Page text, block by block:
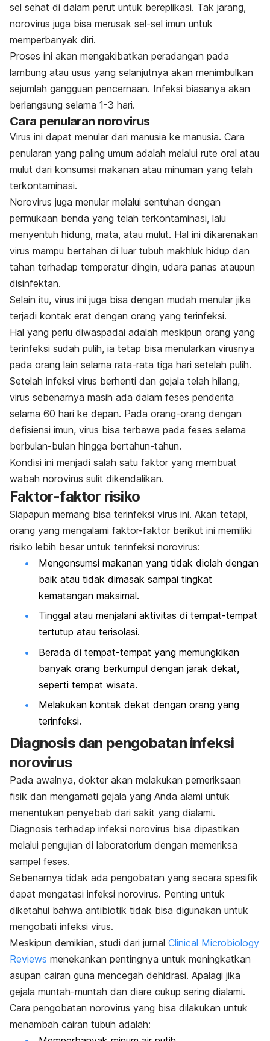
sel sehat di dalam perut untuk bereplikasi. Tak jarang,
norovirus juga bisa merusak sel-sel imun untuk
memperbanyak diri.
Proses ini akan mengakibatkan peradangan pada
lambung atau usus yang selanjutnya akan menimbulkan
sejumlah gangguan pencernaan. Infeksi biasanya akan
berlangsung selama 1-3 hari.
Cara penularan norovirus
Virus ini dapat menular dari manusia ke manusia. Cara
penularan yang paling umum adalah melalui rute oral atau
mulut dari konsumsi makanan atau minuman yang telah
terkontaminasi.
Norovirus juga menular melalui sentuhan dengan
permukaan benda yang telah terkontaminasi, lalu
menyentuh hidung, mata, atau mulut. Hal ini dikarenakan
virus mampu bertahan di luar tubuh makhluk hidup dan
tahan terhadap temperatur dingin, udara panas ataupun
disinfektan.
Selain itu, virus ini juga bisa dengan mudah menular jika
terjadi kontak erat dengan orang yang terinfeksi.
Hal yang perlu diwaspadai adalah meskipun orang yang
terinfeksi sudah pulih, ia tetap bisa menularkan virusnya
pada orang lain selama rata-rata tiga hari setelah pulih.
Setelah infeksi virus berhenti dan gejala telah hilang,
virus sebenarnya masih ada dalam feses penderita
selama 60 hari ke depan. Pada orang-orang dengan
defisiensi imun, virus bisa terbawa pada feses selama
berbulan-bulan hingga bertahun-tahun.
Kondisi ini menjadi salah satu faktor yang membuat
wabah norovirus sulit dikendalikan.
Faktor-faktor risiko
Siapapun memang bisa terinfeksi virus ini. Akan tetapi,
orang yang mengalami faktor-faktor berikut ini memiliki
risiko lebih besar untuk terinfeksi norovirus:
Mengonsumsi makanan yang tidak diolah dengan
baik atau tidak dimasak sampai tingkat
kematangan maksimal.
Tinggal atau menjalani aktivitas di tempat-tempat
tertutup atau terisolasi.
Berada di tempat-tempat yang memungkikan
banyak orang berkumpul dengan jarak dekat,
seperti tempat wisata.
Melakukan kontak dekat dengan orang yang
terinfeksi.
Diagnosis dan pengobatan infeksi
norovirus
Pada awalnya, dokter akan melakukan pemeriksaan
fisik dan mengamati gejala yang Anda alami untuk
menentukan penyebab dari sakit yang dialami.
Diagnosis terhadap infeksi norovirus bisa dipastikan
melalui pengujian di laboratorium dengan memeriksa
sampel feses.
Sebenarnya tidak ada pengobatan yang secara spesifik
dapat mengatasi infeksi norovirus. Penting untuk
diketahui bahwa antibiotik tidak bisa digunakan untuk
mengobati infeksi virus.
Meskipun demikian, studi dari jurnal Clinical Microbiology
Reviews menekankan pentingnya untuk meningkatkan
asupan cairan guna mencegah dehidrasi. Apalagi jika
gejala muntah-muntah dan diare cukup sering dialami.
Cara pengobatan norovirus yang bisa dilakukan untuk
menambah cairan tubuh adalah: